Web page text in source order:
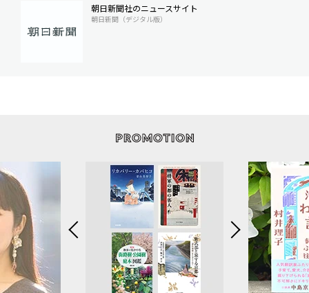
朝日新聞社のニュースサイト
朝日新聞（デジタル版）